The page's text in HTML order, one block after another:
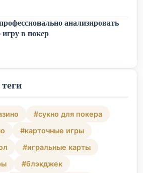
анализировать
в покер
#сукно для покера
#карточные игры
#игральные карты
#блэкджек